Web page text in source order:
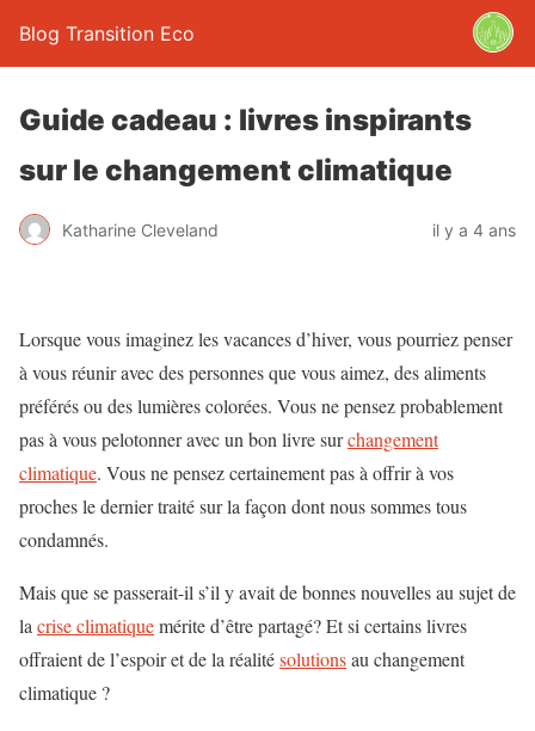
Blog Transition Eco
Guide cadeau : livres inspirants
sur le changement climatique
Katharine Cleveland il y a 4 ans
Lorsque vous imaginez les vacances d’hiver, vous pourriez penser
à vous réunir avec des personnes que vous aimez, des aliments
préférés ou des lumières colorées. Vous ne pensez probablement
pas à vous pelotonner avec un bon livre surchangement
climatique. Vous ne pensez certainement pas à offrir à vos
proches le dernier traité sur la façon dont nous sommes tous
condamnés.
Mais que se passerait-il s’il y avait de bonnes nouvelles au sujet de
la crise climatiquemérite d’être partagé? Et si certains livres
offraient de l’espoir et de la réalitésolutionsau changement
climatique ?